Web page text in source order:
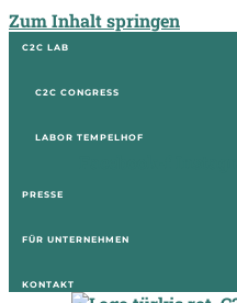
Zum Inhalt springen
C2C LAB
C2C CONGRESS
LABOR TEMPELHOF
PRESSE
FÜR UNTERNEHMEN
KONTAKT